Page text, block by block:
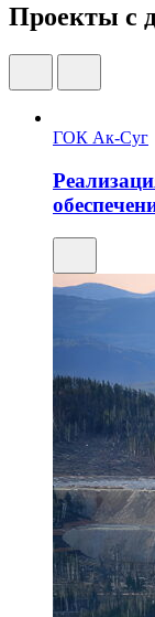
Проекты с
ГОК Ак-Суг